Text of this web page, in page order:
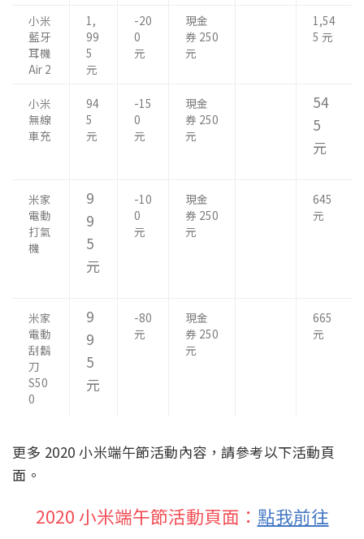
小米
藍牙
耳機
Air 2
1,
99
5
元
-20
0
元
現金
券 250
元
1,54
5 元
小米
無線
車充
94
5
元
-15
0
元
現金
券 250
元
54
5
元
米家
電動
打氣
機
9
9
5
元
-10
0
元
現金
券 250
元
645
元
米家
電動
刮鬍
刀
S50
0
9
9
5
元
-80
元
現金
券 250
元
665
元
更多 2020 小米端午節活動內容，請參考以下活動頁
面。
2020 小米端午節活動頁面： 點我前往